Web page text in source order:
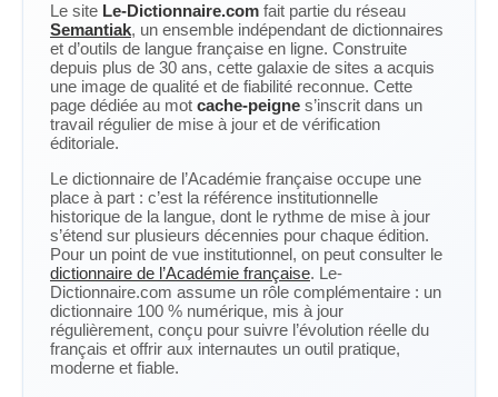
Le site Le-Dictionnaire.com fait partie du réseau
Semantiak, un ensemble indépendant de dictionnaires
et d’outils de langue française en ligne. Construite
depuis plus de 30 ans, cette galaxie de sites a acquis
une image de qualité et de fiabilité reconnue. Cette
page dédiée au mot cache-peigne s’inscrit dans un
travail régulier de mise à jour et de vérification
éditoriale.
Le dictionnaire de l’Académie française occupe une
place à part : c’est la référence institutionnelle
historique de la langue, dont le rythme de mise à jour
s’étend sur plusieurs décennies pour chaque édition.
Pour un point de vue institutionnel, on peut consulter le
dictionnaire de l’Académie française. Le-
Dictionnaire.com assume un rôle complémentaire : un
dictionnaire 100 % numérique, mis à jour
régulièrement, conçu pour suivre l’évolution réelle du
français et offrir aux internautes un outil pratique,
moderne et fiable.